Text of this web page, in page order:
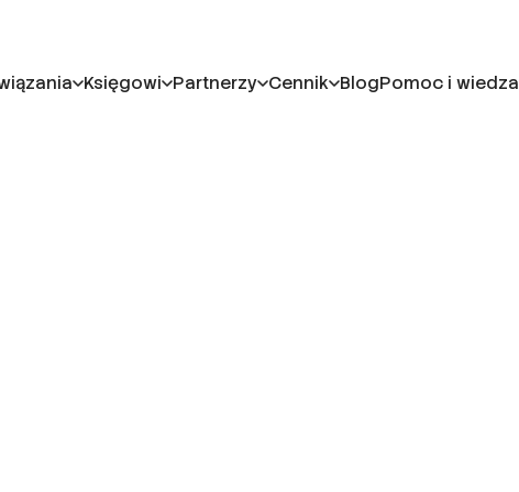
Księgowi Partnerzy Cennik BlogPomoc i wiedza